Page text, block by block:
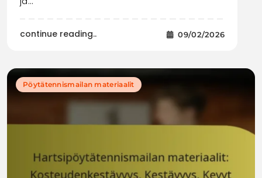
continue reading.. 09/02/2026
Pöytätennismailan materiaalit